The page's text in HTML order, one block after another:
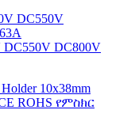
DC800V